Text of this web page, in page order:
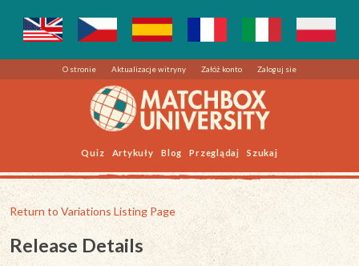
O stronie Aktualizacje witryny Załóż konto Zaloguj sie
Quiz Artykuły Blog Przeglądaj Szukaj
Return to Variations Listing Page
Release Details